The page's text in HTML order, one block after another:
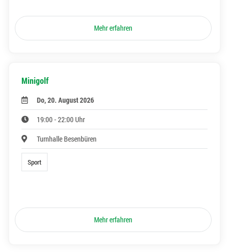
Mehr erfahren
Minigolf
Do, 20. August 2026
19:00 - 22:00 Uhr
Turnhalle Besenbüren
Sport
Mehr erfahren